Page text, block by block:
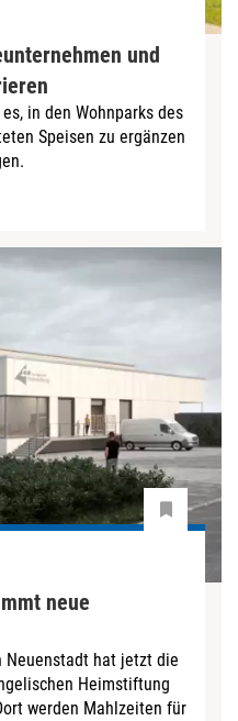
und
in den Wohnparks des
Speisen zu ergänzen
neue
Neuenstadt hat jetzt die
Heimstiftung
werden Mahlzeiten für